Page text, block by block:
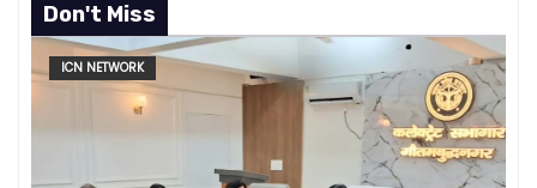
Don't Miss
ICN NETWORK